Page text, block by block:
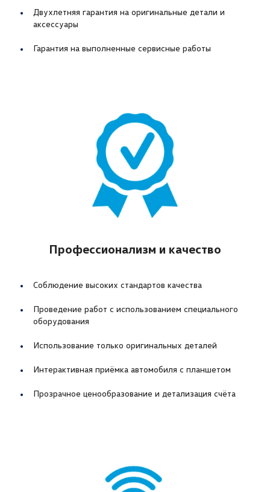
Двухлетняя гарантия на оригинальные детали и
аксессуары
Гарантия на выполненные сервисные работы
Профессионализм и качество
Соблюдение высоких стандартов качества
Проведение работ с использованием специального
оборудования
Использование только оригинальных деталей
Интерактивная приёмка автомобиля с планшетом
Прозрачное ценообразование и детализация счёта